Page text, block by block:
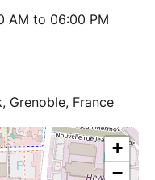
AM to 06:00 PM
Grenoble, France
+
−